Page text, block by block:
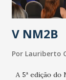
população e ao
estratificação
V NM2B
Por Lauriberto
A 5ª edição